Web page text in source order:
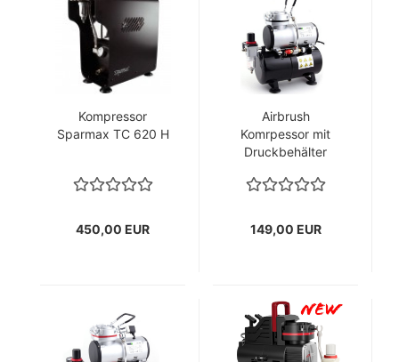
Kompressor
Sparmax TC 620 H
450,00 EUR
Airbrush
Komrpessor mit
Druckbehälter
149,00 EUR